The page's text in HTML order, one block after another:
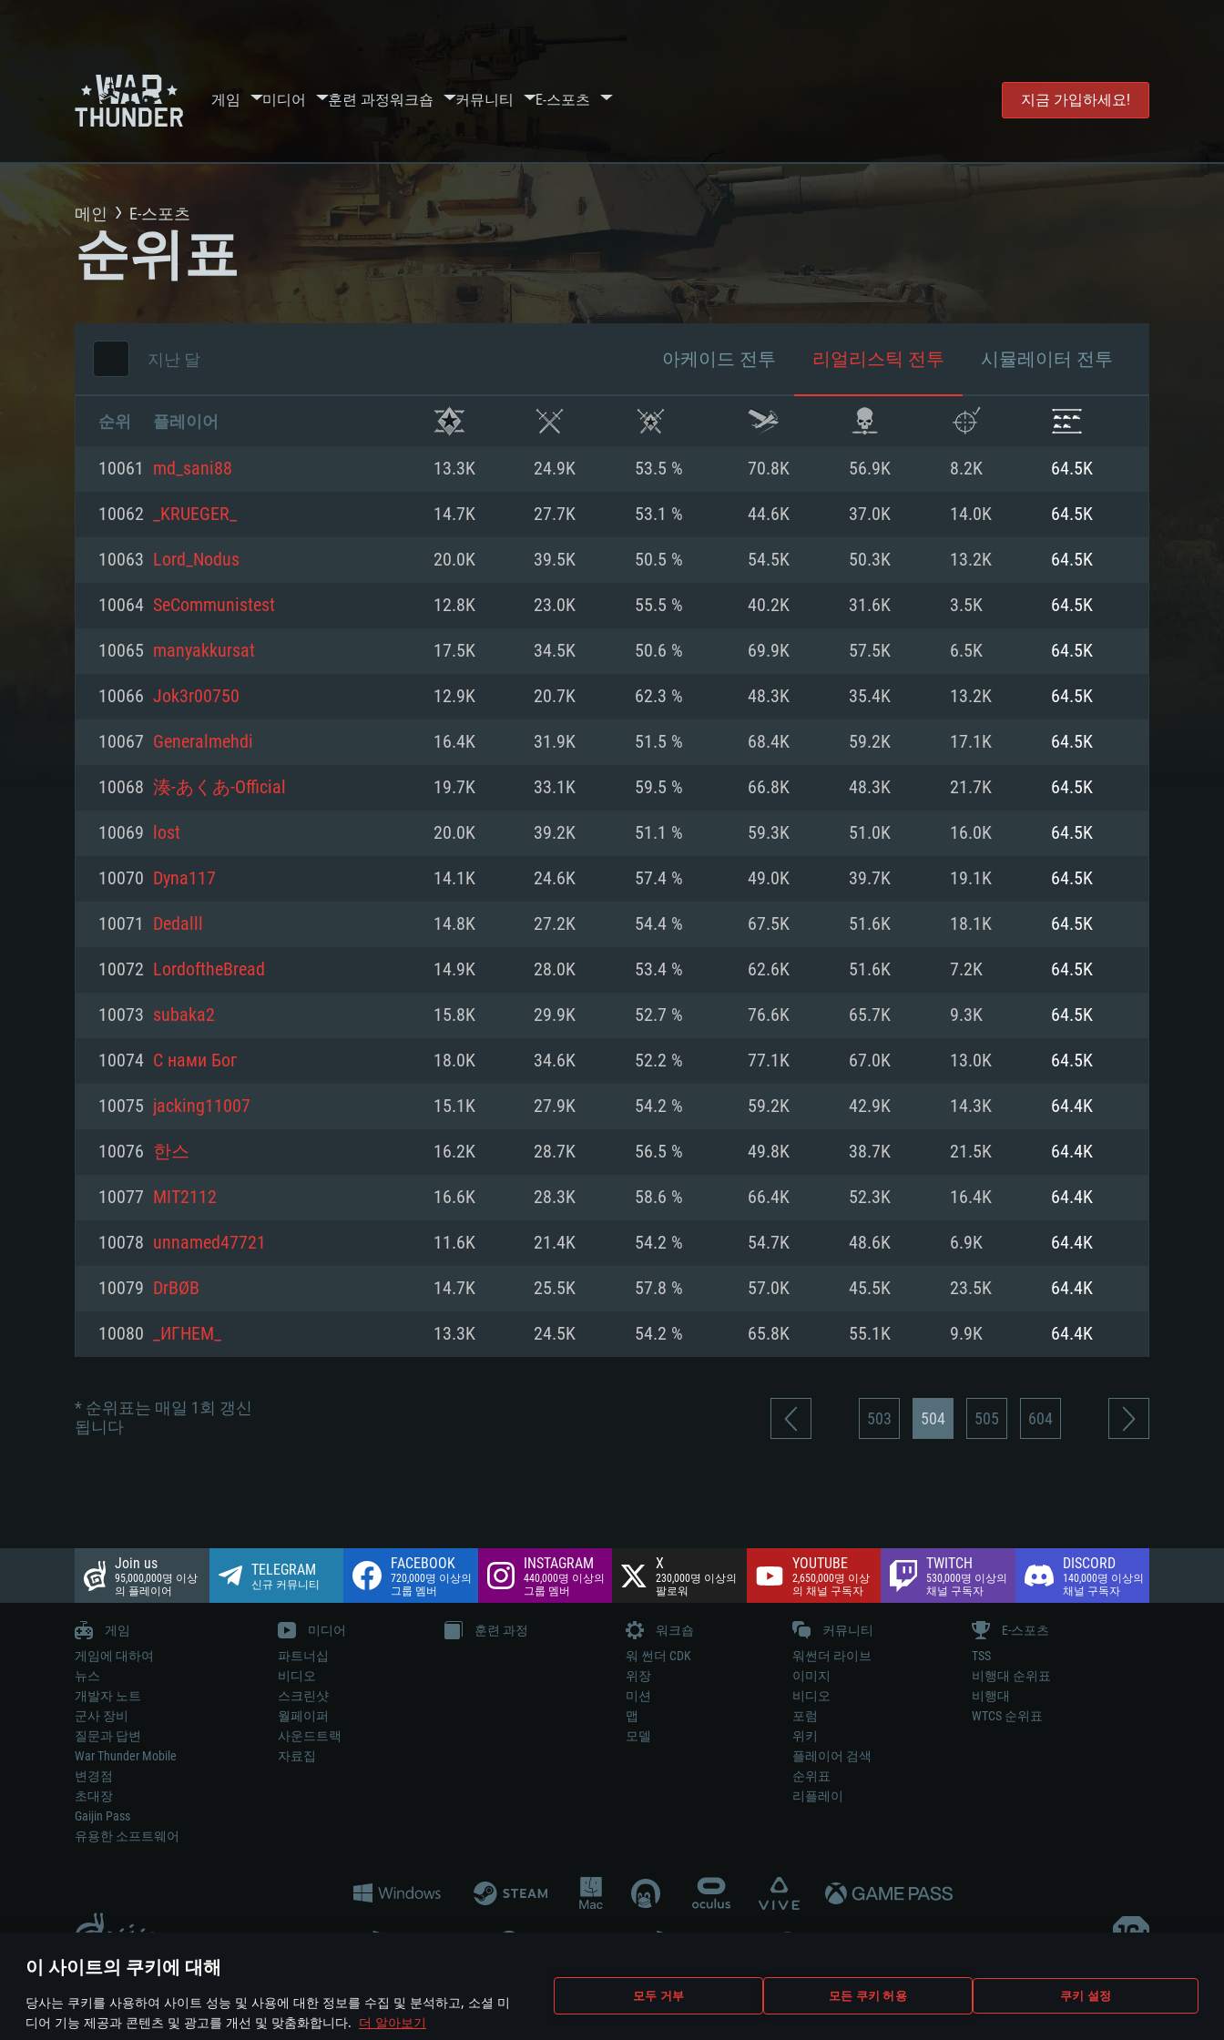
이 사이트의 쿠키에 대해
당사는 쿠키를 사용하여 사이트 성능 및 사용에 대한 정보를 수집 및 분석하고, 소셜 미
디어 기능 제공과 콘텐츠 및 광고를 개선 및 맞춤화합니다. 더 알아보기
모두 거부 모든 쿠키 허용 쿠키 설정
게임 미디어 훈련 과정워크숍 커뮤니티 E-스포츠 지금 가입하세요!
시스템 요구사항
Linux
최소사양
운영체제: Windows 10 (64 bit)
프로세서: 2.2 GHz 듀얼코어 이상
메모리: 4GB
그래픽 카드: DirectX 11 이상을 지원하는 AMD
해상도: 720p
네트워크: 브로드밴드 인터넷
여유 저장 공간: 22.1 GB (최소 클라이언트)
권장 사양
운영체제: Windows 10/11 (64 bit)
프로세서: Intel Core i5 또는 Ryzen 5 3600 이상
메모리: 16 GB 이상
그래픽 카드: DirectX 11 이상을 지원하는 Nvidia
최소사양
운영체제: Mac OS Big Sur 11.0
프로세서: 최소 2.2 GHz의 Core i5 (Intel Xeon 은 지
(Mac), 혹은 이와 비슷한 성능을 가지는 Mac 버전
의 AMD/Nvidia. 최소 해상도: 720p
네트워크: 브로드밴드 인터넷
여유 저장 공간: 22.1 GB (최소 클라이언트)
권장 사양
운영체제: Mac OS Big Sur 11.0
프로세서: Core i7 (Intel Xeon 은 지원하지 않습니
상
네트워크: 브로드밴드 인터넷
여유 저장 공간: 62.2 GB (전체 클라이언트)
최소사양
운영체제: 64bit Linux 중 최신 버전
프로세서: 2.4 GHz 듀얼코어
메모리: 4 GB
그래픽 카드: Vulkan 을 지원하고, 최신 그래픽 드라
와 동급의 성능을 가지며 최신 그래픽 드라이버를
지원하는 AMD (6개월 미만; 최소사양 지원 해상도
권장 사양
운영체제: Ubuntu 20.04 64bit
프로세서: Intel Core i7
메모리: 16 GB
그래픽 카드: Vulkan 을 지원하고, 최신 그래픽 드라
와 동급의 성능을 가지며 최신 그래픽 드라이버를
지원하는 AMD RX 570 (6개월 미만; 최소사양 지원
메인 E-스포츠
순위표
지난 달 아케이드 전투 리얼리스틱 전투 시뮬레이터 전투
순위 플레이어
10061 md_sani88 13.3K 24.9K 53.5 % 70.8K 56.9K 8.2K 64.5K
10062 _KRUEGER_ 14.7K 27.7K 53.1 % 44.6K 37.0K 14.0K 64.5K
10063 Lord_Nodus 20.0K 39.5K 50.5 % 54.5K 50.3K 13.2K 64.5K
10064 SeCommunistest 12.8K 23.0K 55.5 % 40.2K 31.6K 3.5K 64.5K
10065 manyakkursat 17.5K 34.5K 50.6 % 69.9K 57.5K 6.5K 64.5K
10066 Jok3r00750 12.9K 20.7K 62.3 % 48.3K 35.4K 13.2K 64.5K
10067 Generalmehdi 16.4K 31.9K 51.5 % 68.4K 59.2K 17.1K 64.5K
10068 湊-あくあ-Official 19.7K 33.1K 59.5 % 66.8K 48.3K 21.7K 64.5K
10069 lоst 20.0K 39.2K 51.1 % 59.3K 51.0K 16.0K 64.5K
10070 Dyna117 14.1K 24.6K 57.4 % 49.0K 39.7K 19.1K 64.5K
10071 Dedalll 14.8K 27.2K 54.4 % 67.5K 51.6K 18.1K 64.5K
10072 LordoftheBread 14.9K 28.0K 53.4 % 62.6K 51.6K 7.2K 64.5K
10073 subaka2 15.8K 29.9K 52.7 % 76.6K 65.7K 9.3K 64.5K
10074 С нами Бог 18.0K 34.6K 52.2 % 77.1K 67.0K 13.0K 64.5K
10075 jacking11007 15.1K 27.9K 54.2 % 59.2K 42.9K 14.3K 64.4K
10076 한스 16.2K 28.7K 56.5 % 49.8K 38.7K 21.5K 64.4K
10077 MIT2112 16.6K 28.3K 58.6 % 66.4K 52.3K 16.4K 64.4K
10078 unnamed47721 11.6K 21.4K 54.2 % 54.7K 48.6K 6.9K 64.4K
10079 DrBØB 14.7K 25.5K 57.8 % 57.0K 45.5K 23.5K 64.4K
10080 _ИГНЕМ_ 13.3K 24.5K 54.2 % 65.8K 55.1K 9.9K 64.4K
* 순위표는 매일 1회 갱신
됩니다
503 504 505 604
Join us
95,000,000명 이상
의 플레이어
TELEGRAM
신규 커뮤니티
FACEBOOK
720,000명 이상의
그룹 멤버
INSTAGRAM
440,000명 이상의
그룹 멤버
X
230,000명 이상의
팔로워
YOUTUBE
2,650,000명 이상
의 채널 구독자
TWITCH
530,000명 이상의
채널 구독자
DISCORD
140,000명 이상의
채널 구독자
게임
게임에 대하여
뉴스
개발자 노트
군사 장비
질문과 답변
War Thunder Mobile
변경점
초대장
Gaijin Pass
유용한 소프트웨어
미디어
파트너십
비디오
스크린샷
월페이퍼
사운드트랙
자료집
훈련 과정
워크숍
워 썬더 CDK
위장
미션
맵
모델
커뮤니티
워썬더 라이브
이미지
비디오
포럼
위키
플레이어 검색
순위표
리플레이
E-스포츠
TSS
비행대 순위표
비행대
WTCS 순위표
게임 에서 어떠한 현실의 무기나 차량을 묘사하는 것은 무기 개발 업체나 장비 제조 업체가 게임 개발 후원 또는 홍보에 참여하지 않습니다..
© 2011—2026 Gaijin Games Kft. All trademarks, logos and brand names are the property of their respective owners.
이용 약관 이용 약관